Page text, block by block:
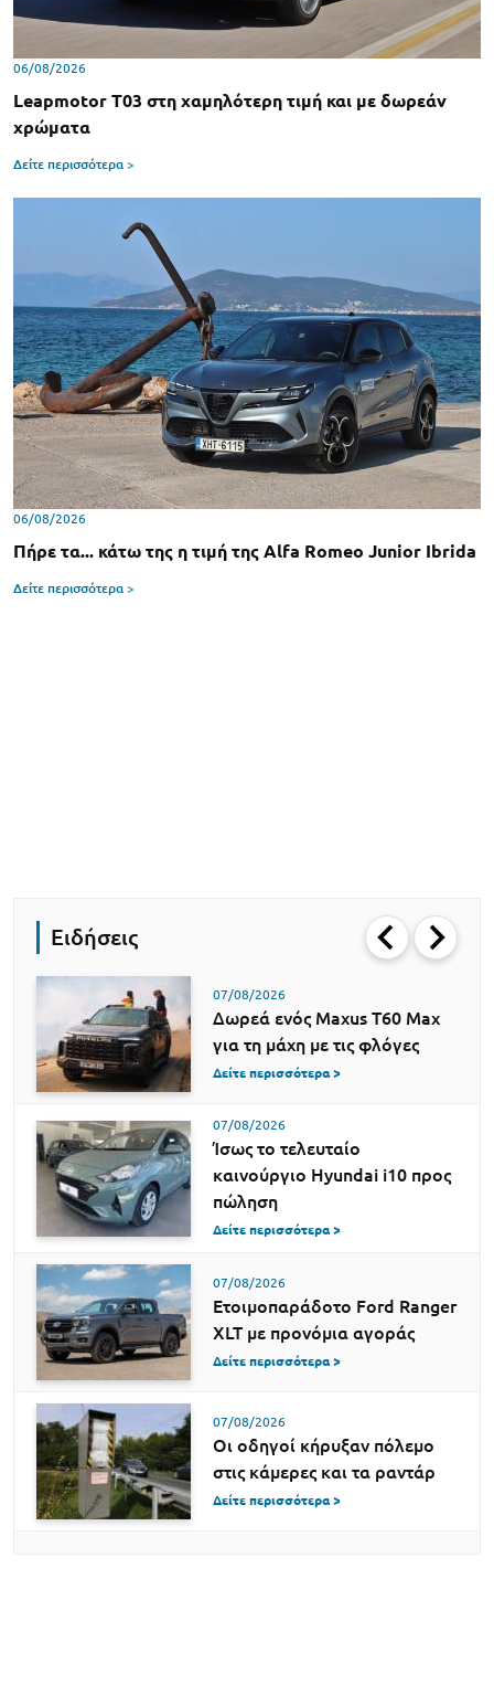
06/08/2026
Leapmotor T03 στη χαμηλότερη τιμή και με δωρεάν
χρώματα
Δείτε περισσότερα >
06/08/2026
Πήρε τα... κάτω της η τιμή της Alfa Romeo Junior Ibrida
Δείτε περισσότερα >
Ειδήσεις
07/08/2026
Δωρεά ενός Maxus T60 Max
για τη μάχη με τις φλόγες
Δείτε περισσότερα >
07/08/2026
Ίσως το τελευταίο
καινούργιο Hyundai i10 προς
πώληση
Δείτε περισσότερα >
07/08/2026
Ετοιμοπαράδοτο Ford Ranger
XLT με προνόμια αγοράς
Δείτε περισσότερα >
07/08/2026
Οι οδηγοί κήρυξαν πόλεμο
στις κάμερες και τα ραντάρ
Δείτε περισσότερα >